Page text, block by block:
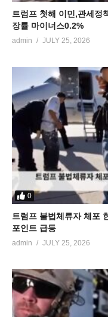
트럼프 첫해 이민,관세정
장률 마이너스0.2%
admin JULY 25, 2026
0
트럼프 불법체류자 체포
포인트 급등
admin JULY 25, 2026